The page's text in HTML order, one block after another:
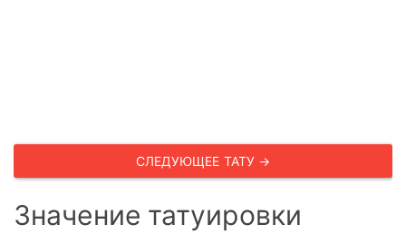
СЛЕДУЮЩЕЕ ТАТУ →
Значение татуировки